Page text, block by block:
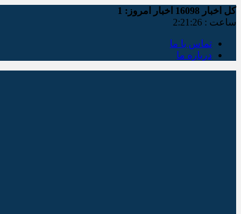
کل اخبار اخبار امروز: 1
ساعت : 2:21:26
تماس با ما
درباره ما